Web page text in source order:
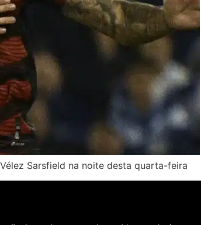
Sarsfield na noite desta quarta-feira